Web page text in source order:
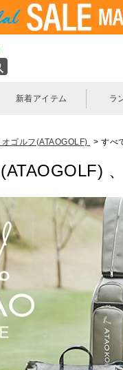
新着アイテム ラ
オゴルフ(ATAOGOLF) > すべ